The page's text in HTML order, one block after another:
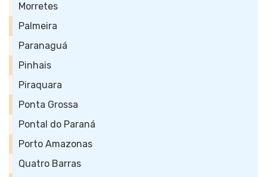
Morretes
Palmeira
Paranaguá
Pinhais
Piraquara
Ponta Grossa
Pontal do Paraná
Porto Amazonas
Quatro Barras